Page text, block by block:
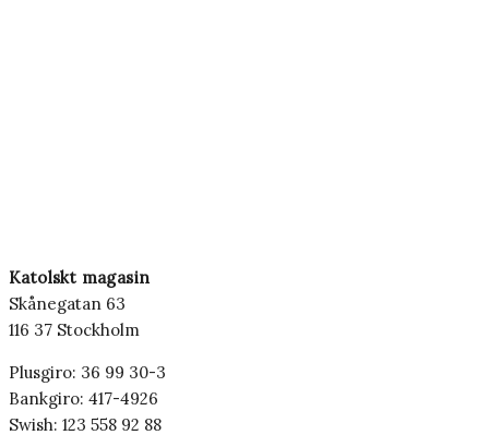
Katolskt magasin
Skånegatan 63
116 37 Stockholm
Plusgiro: 36 99 30-3
Bankgiro: 417-4926
Swish: 123 558 92 88